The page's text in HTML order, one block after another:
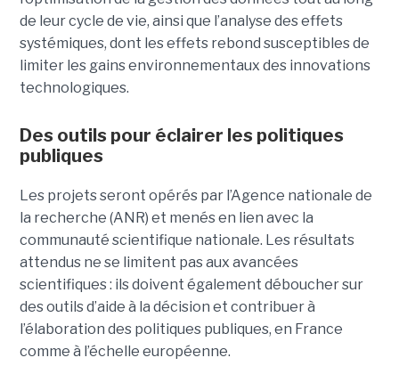
de leur cycle de vie, ainsi que l’analyse des effets
systémiques, dont les effets rebond susceptibles de
limiter les gains environnementaux des innovations
technologiques.
Des outils pour éclairer les politiques
publiques
Les projets seront opérés par l’Agence nationale de
la recherche (ANR) et menés en lien avec la
communauté scientifique nationale. Les résultats
attendus ne se limitent pas aux avancées
scientifiques : ils doivent également déboucher sur
des outils d’aide à la décision et contribuer à
l’élaboration des politiques publiques, en France
comme à l’échelle européenne.